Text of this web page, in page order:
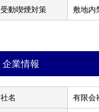
受動喫煙対策 敷地内
企業情報
社名 有限会